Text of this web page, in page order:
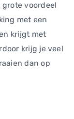
voordeel
met een
krijgt met
krijg je veel
dan op